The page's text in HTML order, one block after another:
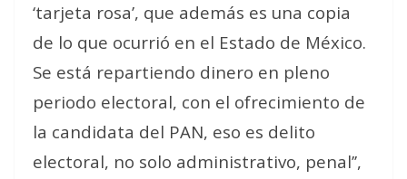
‘tarjeta rosa’, que además es una copia
de lo que ocurrió en el Estado de México.
Se está repartiendo dinero en pleno
periodo electoral, con el ofrecimiento de
la candidata del PAN, eso es delito
electoral, no solo administrativo, penal’’,